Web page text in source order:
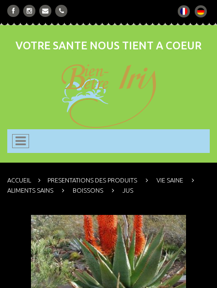
VOTRE SANTE NOUS TIENT A COEUR
ACCUEIL PRESENTATIONS DES PRODUITS
VIE SAINE
ALIMENTS SAINS
BOISSONS JUS